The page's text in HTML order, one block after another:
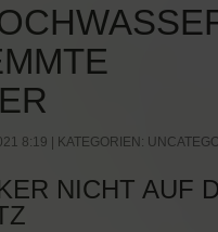
8:19 | KATEGORIEN:
NICHT AUF